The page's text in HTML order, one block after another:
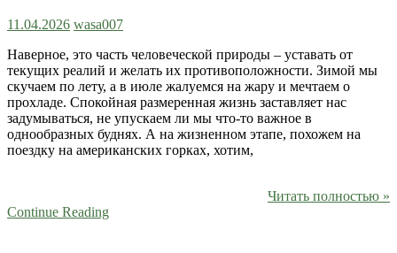
11.04.2026 wasa007
Наверное, это часть человеческой природы – уставать от
текущих реалий и желать их противоположности. Зимой мы
скучаем по лету, а в июле жалуемся на жару и мечтаем о
прохладе. Спокойная размеренная жизнь заставляет нас
задумываться, не упускаем ли мы что-то важное в
однообразных буднях. А на жизненном этапе, похожем на
поездку на американских горках, хотим,
Читать полностью »
Continue Reading